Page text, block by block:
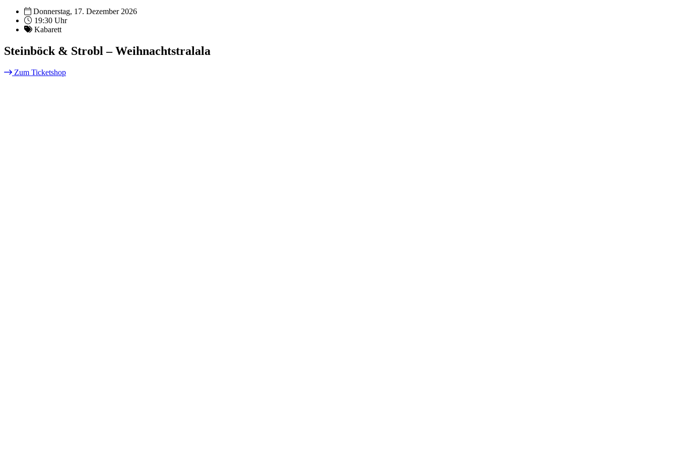
Donnerstag, 17. Dezember 2026
19:30 Uhr
Kabarett
Steinböck & Strobl – Weihnachtstralala
Zum Ticketshop